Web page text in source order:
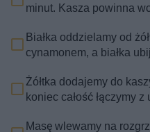
minut. Kasza powinna
Białka oddzielamy od
cynamonem, a białka
Żółtka dodajemy do
koniec całość łączymy z
Masę wlewamy na